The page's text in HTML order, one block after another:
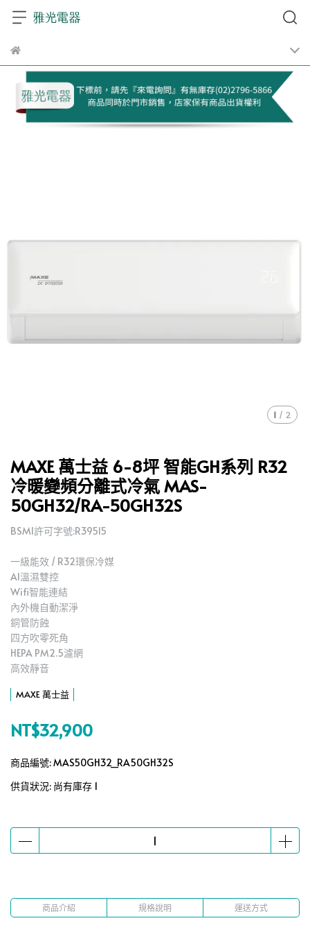
1 / 2
MAXE 萬士益 6-8坪 智能GH系列 R32
冷暖變頻分離式冷氣 MAS-
50GH32/RA-50GH32S
BSMI許可字號:R39515
一級能效 / R32環保冷媒
AI溫濕雙控
Wifi智能連結
內外機自動潔淨
銅管防蝕
四方吹零死角
HEPA PM2.5濾網
高效靜音
MAXE 萬士益
NT$32,900
商品編號:MAS50GH32_RA50GH32S
供貨狀況: 尚有庫存 1
商品介紹 規格說明 運送方式